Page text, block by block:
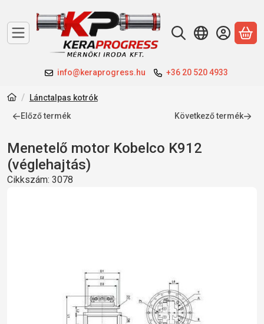
info@keraprogress.hu +36 20 520 4933
A
Lánctalpas kotrók
Előző termék
Következő termék
Menetelő motor Kobelco K912
(véglehajtás)
Cikkszám: 3078